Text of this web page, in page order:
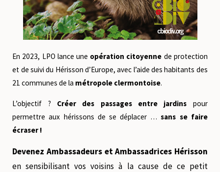
En 2023, LPO lance une opération citoyenne de protection
et de suivi du Hérisson d’Europe, avec l’aide des habitants des
21 communes de la métropole clermontoise.
L’objectif ? Créer des passages entre jardins pour
permettre aux hérissons de se déplacer …sans se faire
écraser !
Devenez Ambassadeurs et Ambassadrices Hérisson
en sensibilisant vos voisins à la cause de ce petit